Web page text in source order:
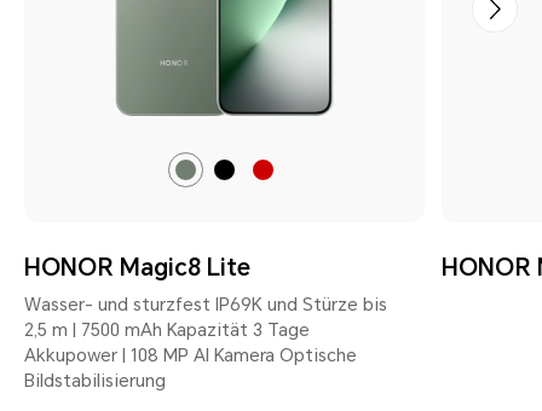
ForestMidnightReddish
HONOR Magic8 Lite
Wasser- und sturzfest IP69K und Stürze bis
2,5 m | 7500 mAh Kapazität 3 Tage
Akkupower | 108 MP AI Kamera Optische
Bildstabilisierung
HONOR